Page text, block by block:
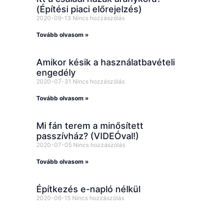
(Építési piaci előrejelzés)
2020-09-13 Nincs hozzászólás
Tovább olvasom »
Amikor késik a használatbavételi
engedély
2020-07-31 Nincs hozzászólás
Tovább olvasom »
Mi fán terem a minősített
passzívház? (VIDEÓval!)
2020-07-05 Nincs hozzászólás
Tovább olvasom »
Építkezés e-napló nélkül
2020-06-15 Nincs hozzászólás